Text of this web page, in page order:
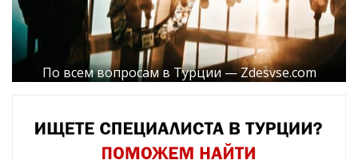
По всем вопросам в Турции — Zdesvse.com